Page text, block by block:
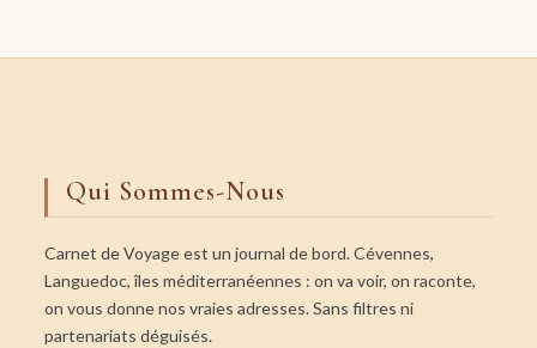
Qui Sommes-Nous
Carnet de Voyage est un journal de bord. Cévennes,
Languedoc, îles méditerranéennes : on va voir, on raconte,
on vous donne nos vraies adresses. Sans filtres ni
partenariats déguisés.